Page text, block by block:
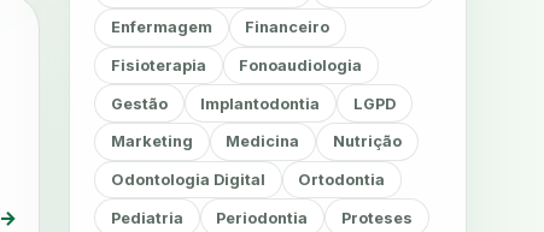
→
Enfermagem Financeiro
Fisioterapia Fonoaudiologia
Gestão Implantodontia LGPD
Marketing Medicina Nutrição
Odontologia Digital Ortodontia
Pediatria Periodontia Proteses